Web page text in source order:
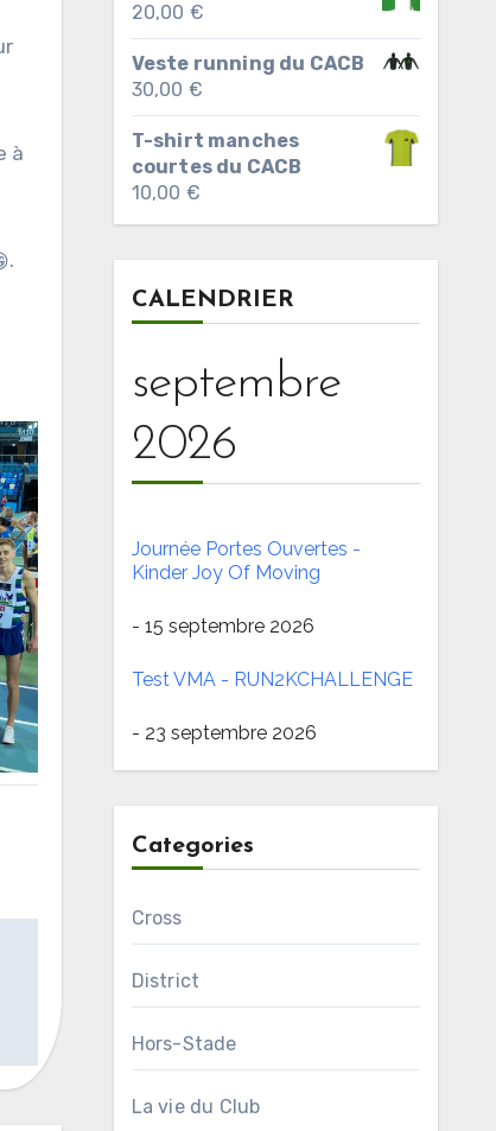
à
.
20,00 €
Veste running du CACB
30,00 €
T-shirt manches
courtes du CACB
10,00 €
CALENDRIER
septembre
2026
Journée Portes Ouvertes -
Kinder Joy Of Moving
- 15 septembre 2026
Test VMA - RUN2KCHALLENGE
- 23 septembre 2026
Categories
Cross
District
Hors-Stade
La vie du Club